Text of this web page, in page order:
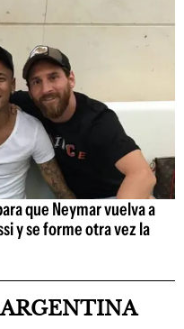
que Neymar vuelva a
y se forme otra vez la